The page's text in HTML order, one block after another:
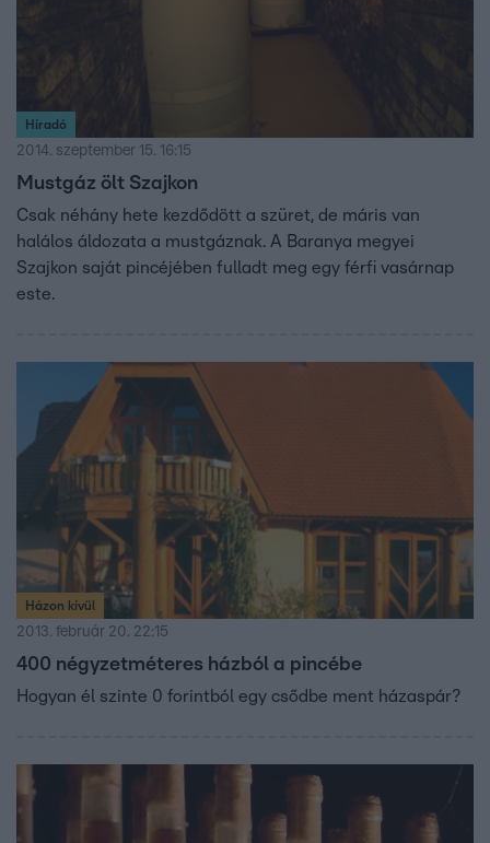
Híradó
2014. szeptember 15. 16:15
Mustgáz ölt Szajkon
Csak néhány hete kezdődött a szüret, de máris van
halálos áldozata a mustgáznak. A Baranya megyei
Szajkon saját pincéjében fulladt meg egy férfi vasárnap
este.
Házon kívül
2013. február 20. 22:15
400 négyzetméteres házból a pincébe
Hogyan él szinte 0 forintból egy csődbe ment házaspár?